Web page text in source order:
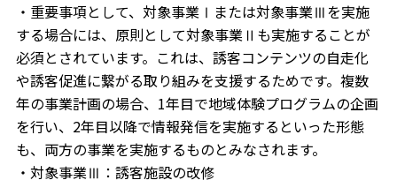
・重要事項として、対象事業Ⅰまたは対象事業Ⅲを実施
する場合には、原則として対象事業Ⅱも実施することが
必須とされています。これは、誘客コンテンツの自走化
や誘客促進に繋がる取り組みを支援するためです。複数
年の事業計画の場合、1年目で地域体験プログラムの企画
を行い、2年目以降で情報発信を実施するといった形態
も、両方の事業を実施するものとみなされます。
・対象事業Ⅲ：誘客施設の改修